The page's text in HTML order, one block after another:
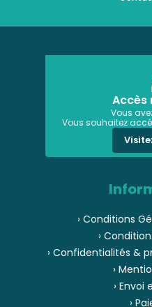
Accès
Vous
Vous souhaitez
› Conditions
›
› Confidentialités &
›
› Envoi
›